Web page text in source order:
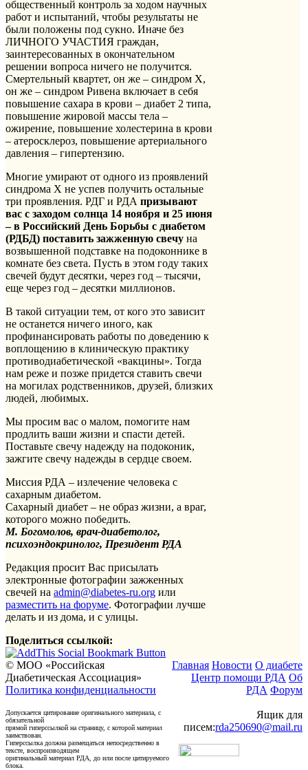
общественный контроль за ходом научных
работ и испытаний, чтобы результаты не
были положены под сукно. Иначе без
ЛИЧНОГО УЧАСТИЯ граждан,
заинтересованных в окончательном
решении вопроса ничего не получится.
Смертельный квартет, он же – синдром Х,
он же – синдром Ривена включает в себя
повышение сахара в крови – диабет 2 типа,
повышение жировой массы тела –
ожирение, повышение холестерина в крови
– атеросклероз, повышение артериального
давления – гипертензию.
Многие умирают от одного из проявлений
синдрома Х не успев получить остальные
три проявления. РДГ и РДА призывают
вас с заходом солнца 14 ноября и 25 июня
– в Российский День Борьбы с диабетом
(РДБД) поставить зажженную свечу на
возвышенной подставке на подоконнике в
комнате без света. Пусть в этом году таких
свечей будут десятки, через год – тысячи,
еще через год – десятки миллионов.
В такой ситуации тем, от кого это зависит
не останется ничего иного, как
профинансировать работы по доведению к
воплощению в клиническую практику
противодиабетической «вакцины». Тогда
нам реже и позже придется ставить свечи
на могилах родственников, друзей, близких
людей, любимых.
Мы просим вас о малом, помогите нам
продлить ваши жизни и спасти детей.
Поставьте свечу надежду на подоконик,
зажгите свечу надежды в сердце своем.
Миссия РДА – излечение человека с
сахарным диабетом.
Сахарный диабет – не образ жизни, а враг,
которого можно победить.
М. Богомолов, врач-диабетолог,
психоэндокринолог, Президент РДА
Редакция просит Вас присылать
электронные фотографии зажженных
свечей на admin@diabetes-ru.org или
разместить на форуме. Фотографии лучше
делать и из дома, и с улицы.
Поделиться ссылкой:
© МОО «Российская
Диабетическая Ассоциация»
Политика конфиденциальности
Допускается цитирование оригинального материала, с
обязательной
прямой гиперссылкой на страницу, с которой материал
заимствован.
Гиперссылка должна размещаться непосредственно в
тексте, воспроизводящем
оригинальный материал РДА, до или после цитируемого
блока.
Главная Новости О диабете
Центр помощи РДА Об
РДА Форум
Ящик для
писем:rda250690@mail.ru